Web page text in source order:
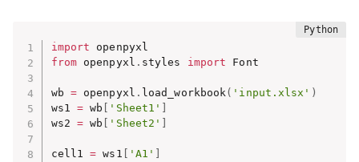
import
from openpyxl . styles import Font
wb = openpyxl . load_workbook( 'input.xlsx' )
ws1 = wb 'Sheet1'
ws2 = wb 'Sheet2'
cell1 = ws1 'A1'